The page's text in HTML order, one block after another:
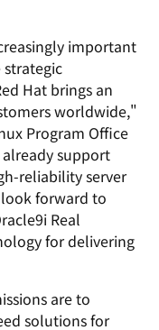
important
Hat brings an
worldwide,"
Program Office
support
reliability server
forward to
Real
for delivering
are to
solutions for